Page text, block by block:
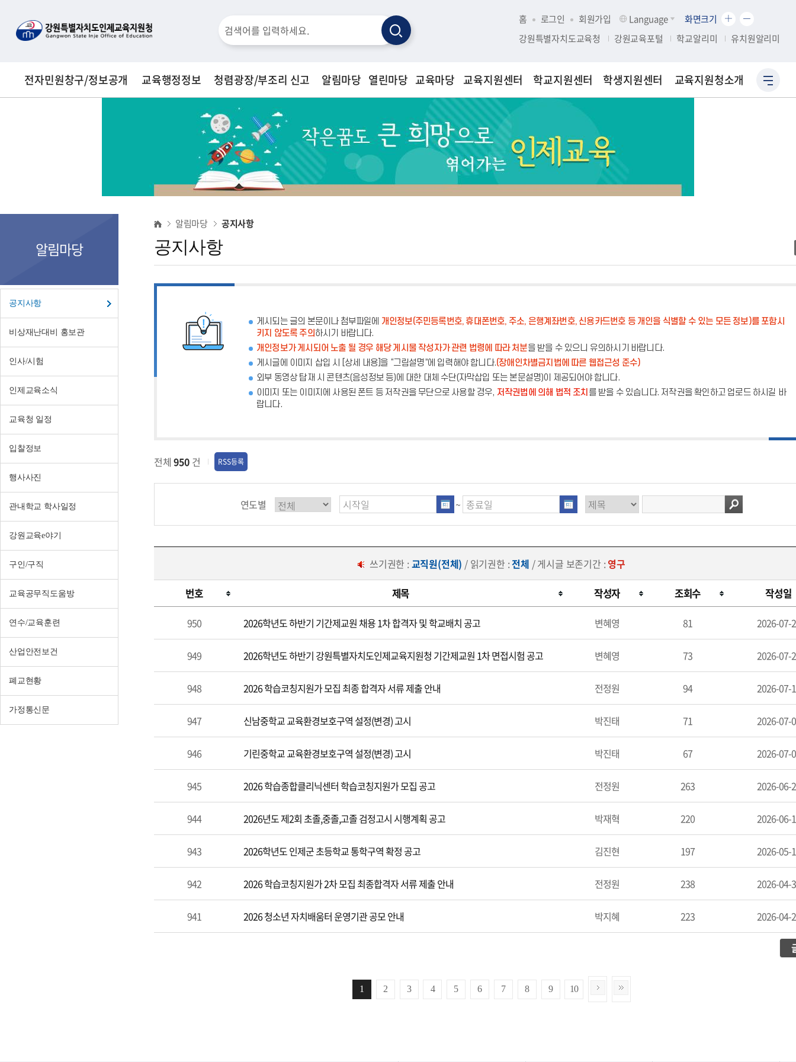
검
창
합
검
색
검
홈 로그인 회원가입 Language 화면크기
면
크
확
화
면
크
강원특별자치도교육청 강원교육포털 학교알리미 유치원알리미
전자민원창구/정보공개 교육행정정보 청렴광장/부조리 신고 알림마당 열린마당 교육마당 교육지원센터 학교지원센터 학생지원센터 교육지원청소개
사
이
알림마당
공지사항
비상재난대비 홍보관
인사/시험
인제교육소식
교육청 일정
입찰정보
행사사진
관내학교 학사일정
강원교육e야기
구인/구직
교육공무직도움방
연수/교육훈련
산업안전보건
폐교현황
가정통신문
지
사
알림마당 공지사항
공지사항
게시되는 글의 본문이나 첨부파일에 개인정보(주민등록번호, 휴대폰번호, 주소, 은행계좌번호, 신용카드번호 등 개인을 식별할 수 있는 모든 정보)를 포함시
키지 않도록 주의하시기 바랍니다.
개인정보가 게시되어 노출 될 경우 해당 게시물 작성자가 관련 법령에 따라 처분을 받을 수 있으니 유의하시기 바랍니다.
게시글에 이미지 삽입 시 [상세 내용]을 “그림설명”에 입력해야 합니다.(장애인차별금지법에 따른 웹접근성 준수)
외부 동영상 탑재 시 콘텐츠(음성정보 등)에 대한 대체 수단(자막삽입 또는 본문설명)이 제공되어야 합니다.
이미지 또는 이미지에 사용된 폰트 등 저작권을 무단으로 사용할 경우, 저작권법에 의해 법적 조치 를 받을 수 있습니다. 저작권을 확인하고 업로드 하시길 바
랍니다.
전체 950 건 RSS등록
연도별 ~
쓰기권한 :교직원(전체) / 읽기권한 :전체 / 게시글 보존기간 :영구
사
번호 제목 작성자 조회수 작성일
950 2026학년도 하반기 기간제교원 채용 1차 합격자 및 학교배치 공고 변혜영 81 2026-07-
949 2026학년도 하반기 강원특별자치도인제교육지원청 기간제교원 1차 면접시험 공고 변혜영 73 2026-07-
948 2026 학습코칭지원가 모집 최종 합격자 서류 제출 안내 전정원 94 2026-07-
947 신남중학교 교육환경보호구역 설정(변경) 고시 박진태 71 2026-07-
946 기린중학교 교육환경보호구역 설정(변경) 고시 박진태 67 2026-07-
945 2026 학습종합클리닉센터 학습코칭지원가 모집 공고 전정원 263 2026-06-
944 2026년도 제2회 초졸,중졸,고졸 검정고시 시행계획 공고 박재혁 220 2026-06-
943 2026학년도 인제군 초등학교 통학구역 확정 공고 김진현 197 2026-05-
942 2026 학습코칭지원가 2차 모집 최종합격자 서류 제출 안내 전정원 238 2026-04-
941 2026 청소년 자치배움터 운영기관 공모 안내 박지혜 223 2026-04-
1 2 3 4 5 6 7 8 9 10